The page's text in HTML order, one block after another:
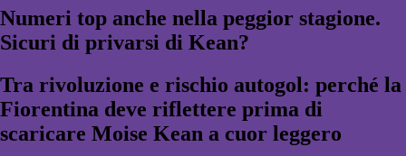
Numeri top anche nella peggior stagione.
Sicuri di privarsi di Kean?
Tra rivoluzione e rischio autogol: perché la
Fiorentina deve riflettere prima di
scaricare Moise Kean a cuor leggero